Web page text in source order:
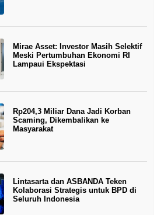
Mirae Asset: Investor Masih Selektif
Meski Pertumbuhan Ekonomi RI
Lampaui Ekspektasi
Rp204,3 Miliar Dana Jadi Korban
Scaming, Dikembalikan ke
Masyarakat
Lintasarta dan ASBANDA Teken
Kolaborasi Strategis untuk BPD di
Seluruh Indonesia